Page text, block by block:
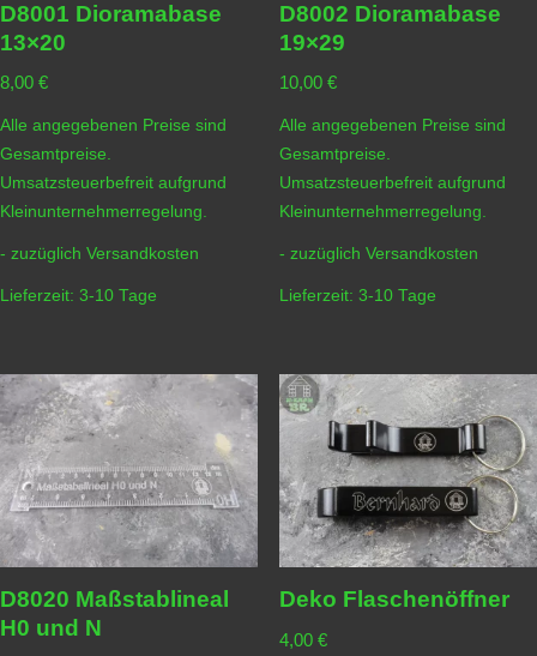
D8001 Dioramabase
13×20
8,00 €
Alle angegebenen Preise sind
Gesamtpreise.
Umsatzsteuerbefreit aufgrund
Kleinunternehmerregelung.
- zuzüglich Versandkosten
Lieferzeit: 3-10 Tage
D8002 Dioramabase
19×29
10,00 €
Alle angegebenen Preise sind
Gesamtpreise.
Umsatzsteuerbefreit aufgrund
Kleinunternehmerregelung.
- zuzüglich Versandkosten
Lieferzeit: 3-10 Tage
D8020 Maßstablineal
H0 und N
Deko Flaschenöffner
4,00 €